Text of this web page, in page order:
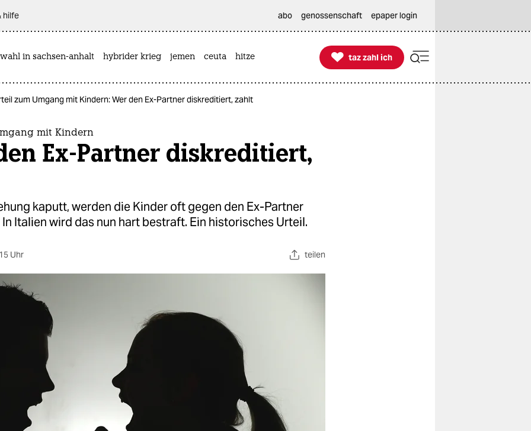
hilfe abo genossenschaft epaper login
in sachsen-anhalt hybrider krieg jemen ceuta hitze 
taz zahl ich
taz zahl ich
zum Umgang mit Kindern: Wer den Ex-Partner diskreditiert, zahlt
mit Kindern
Ex-Partner diskreditiert,
kaputt, werden die Kinder oft gegen den Ex-Partner
Italien wird das nun hart bestraft. Ein historisches Urteil.
Uhr teilen